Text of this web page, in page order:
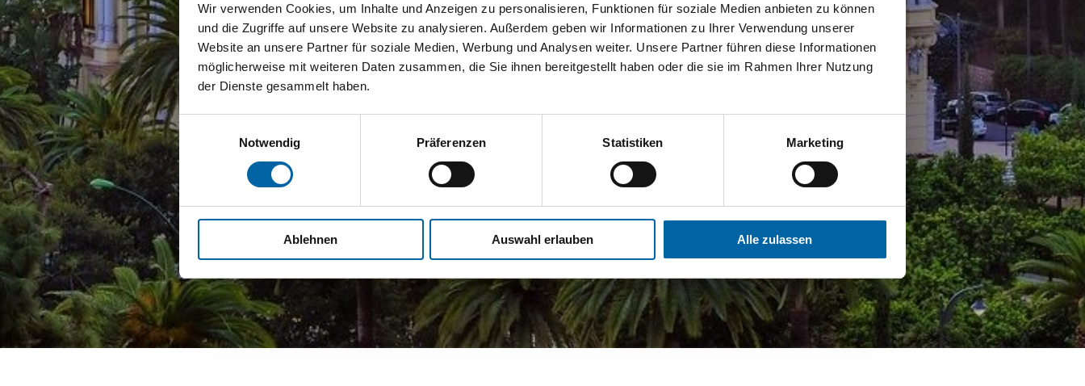
Wir verwenden Cookies, um Inhalte und Anzeigen zu personalisieren, Funktionen für soziale Medien anbieten zu können
und die Zugriffe auf unsere Website zu analysieren. Außerdem geben wir Informationen zu Ihrer Verwendung unserer
Website an unsere Partner für soziale Medien, Werbung und Analysen weiter. Unsere Partner führen diese Informationen
möglicherweise mit weiteren Daten zusammen, die Sie ihnen bereitgestellt haben oder die sie im Rahmen Ihrer Nutzung
der Dienste gesammelt haben.
Notwendig
Präferenzen Statistiken Marketing
Ablehnen Auswahl erlauben Alle zulassen